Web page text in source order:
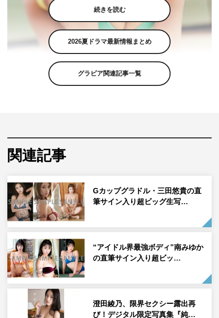
すみぽん（高倉菫）©光文社/週刊FLASH 写真◎佐々木大輔（SIGNO）
すみぽん（高倉菫）が、9月9日発売の「週刊FLASH」
バスケタレントとして活躍し、SNS総フォロワー数が200
万人超えのすみぽん（高倉菫）が「FLASH」の表紙巻頭
ページに登場。4種類のビキニに身を包み、かわいらしい
笑顔はもちろん、随所に見せる艶やかさが印象的なグラビ
アを7ページにわたって披露。また、同誌ではメイキング
続きを読む
2026夏ドラマ最新情報まとめ
グラビア関連記事一覧
関連記事
Gカップグラドル・三田悠貴の直
筆サイン入り超ビッグ生写…
“アイドル界最強ボディ”南みゆか
の直筆サイン入り超ビッ…
澄田綾乃、限界セクシー露出再
び！デジタル限定写真集『純…